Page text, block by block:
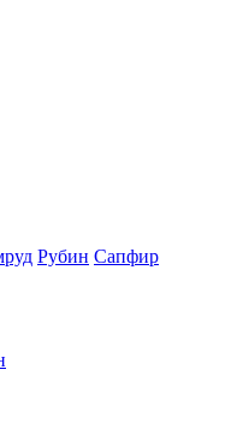
Рубин Сапфир